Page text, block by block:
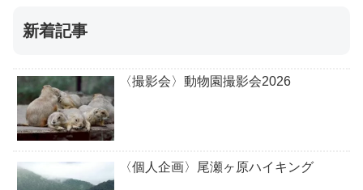
新着記事
〈撮影会〉動物園撮影会2026
〈個人企画〉尾瀬ヶ原ハイキング